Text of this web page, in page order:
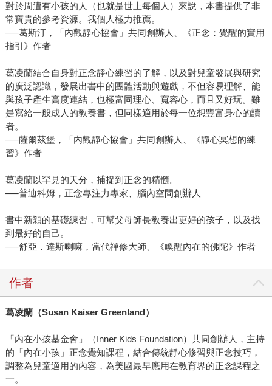
對於周遭有小孩的人（也就是世上每個人）來說，本書提供了非
常寶貴的參考資源。我個人極力推薦。
──葛斯汀，「內觀靜心協會」共同創辦人、《正念：覺醒的實用
指引》作者
葛凌蘭結合自身對正念靜心練習的了解，以及對兒童發展與研究
的廣泛認識，發展出書中的團體活動與遊戲，不但容易理解、能
與孩子產生高度連結，也極富同理心、寬容心，而且又好玩。雖
是寫給一般成人的教養書，但同樣適用於每一位想豐富身心的讀
者。
──薩爾茲堡，「內觀靜心協會」共同創辦人、《靜心冥想的練
習》作者
葛凌蘭以罕見的天分，捕捉到正念的精髓。
──普迪科姆，正念專注力專家、腦內空間創辦人
書中新穎的基礎練習，可幫父母師長教養出更好的孩子，以及找
到最好的自己。
──舒亞．達斯喇嘛，當代禪修大師、《喚醒內在的佛陀》作者
作者
葛凌蘭（Susan Kaiser Greenland）
「內在小孩基金會」（Inner Kids Foundation）共同創辦人，主持
的「內在小孩」正念覺知課程，結合傳統靜心修習與正念技巧，
調整為兒童適用的內容，為美國最早應用在教育界的正念課程之
一。